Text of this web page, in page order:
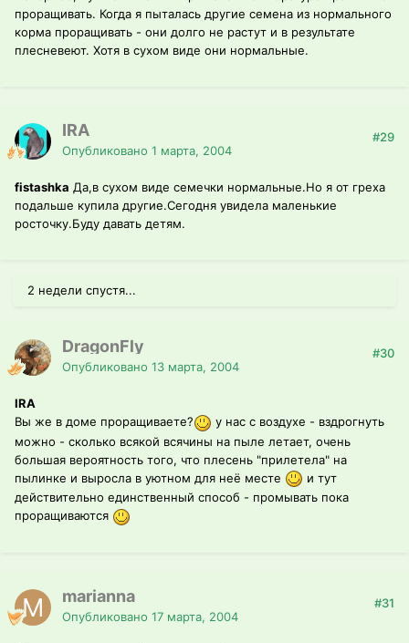
проращивать. Когда я пыталась другие семена из нормального
корма проращивать - они долго не растут и в результате
плесневеют. Хотя в сухом виде они нормальные.
IRA
Опубликовано 1 марта, 2004
#29
fistashka Да,в сухом виде семечки нормальные.Но я от греха
подальше купила другие.Сегодня увидела маленькие
росточку.Буду давать детям.
2 недели спустя...
DragonFly
Опубликовано 13 марта, 2004
#30
IRA
Вы же в доме проращиваете?
у нас с воздухе - вздрогнуть
можно - сколько всякой всячины на пыле летает, очень
большая вероятность того, что плесень "прилетела" на
пылинке и выросла в уютном для неё месте
и тут
действительно единственный способ - промывать пока
проращиваются
marianna
Опубликовано 17 марта, 2004
#31